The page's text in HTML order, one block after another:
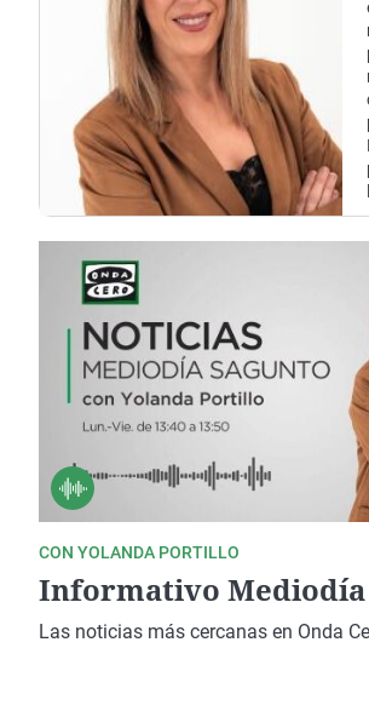
La rosa de los vientos
Gente viajera
Como el perro y el
gato
Negra
CON YOLANDA PORTILLO
Informativo Mediodía
Las noticias más cercanas en Onda